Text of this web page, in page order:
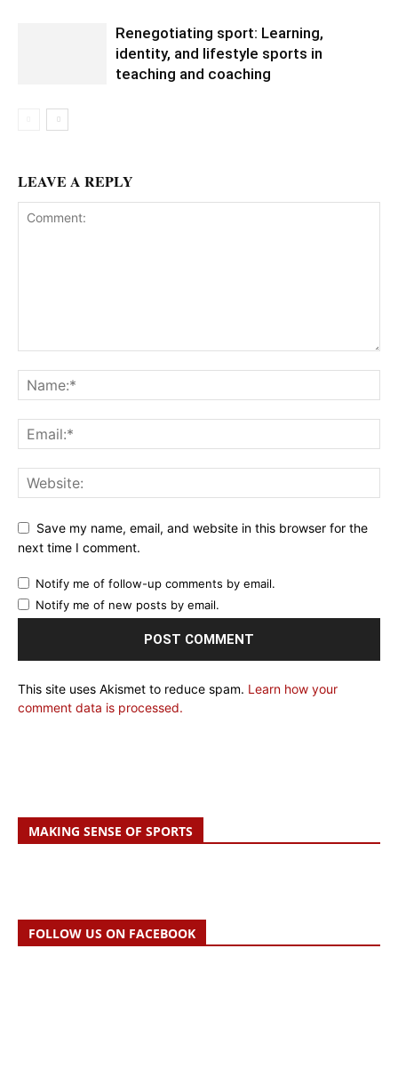
Renegotiating sport: Learning,
identity, and lifestyle sports in
teaching and coaching
LEAVE A REPLY
Save my name, email, and website in this browser for the
next time I comment.
Notify me of follow-up comments by email.
Notify me of new posts by email.
This site uses Akismet to reduce spam. Learn how your
comment data is processed.
MAKING SENSE OF SPORTS
FOLLOW US ON FACEBOOK